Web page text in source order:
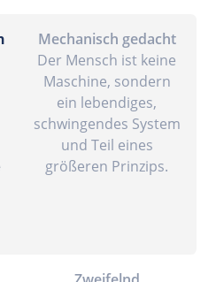
Mechanisch gedacht
Der Mensch ist keine
Maschine, sondern
ein lebendiges,
schwingendes System
und Teil eines
größeren Prinzips.